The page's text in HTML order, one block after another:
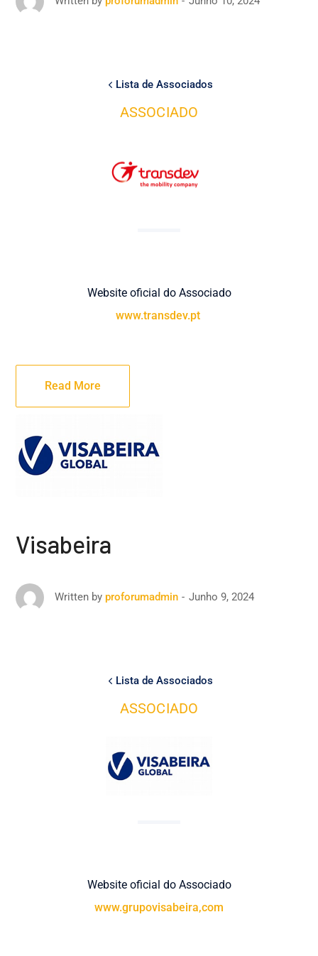
Lista de Associados
ASSOCIADO
Website oficial do Associado
www.transdev.pt
Read More
Visabeira
Written by proforumadmin Junho 9, 2024
Lista de Associados
ASSOCIADO
Website oficial do Associado
www.grupovisabeira,com